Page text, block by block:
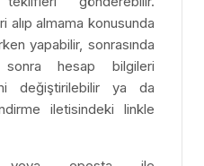
alıp almama konusunda
yapabilir, sonrasında
hesap bilgileri
değiştirilebilir ya da
iletisindeki linkle